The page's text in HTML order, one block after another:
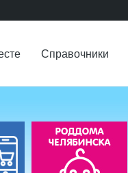
Справочники